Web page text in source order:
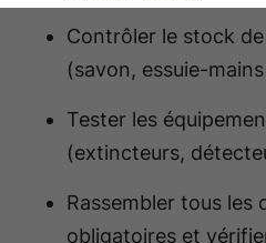
Contrôler le stock
(savon, essuie-
Tester les
(extincteurs,
Rassembler tous les
obligatoires et